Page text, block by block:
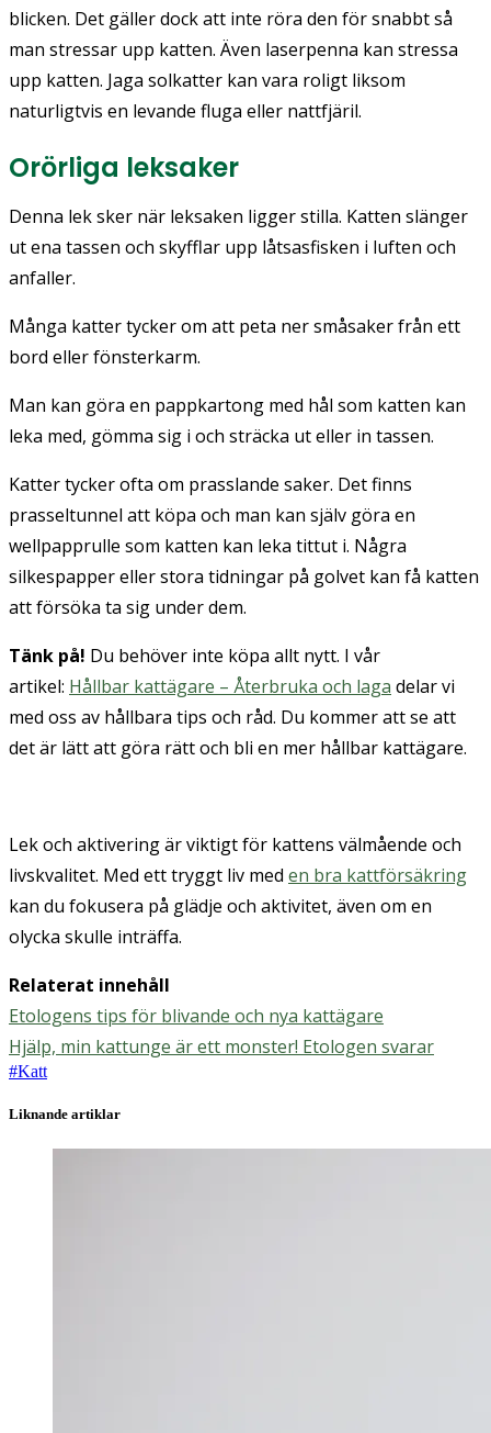
blicken. Det gäller dock att inte röra den för snabbt så
man stressar upp katten. Även laserpenna kan stressa
upp katten. Jaga solkatter kan vara roligt liksom
naturligtvis en levande fluga eller nattfjäril.
Orörliga leksaker
Denna lek sker när leksaken ligger stilla. Katten slänger
ut ena tassen och skyfflar upp låtsasfisken i luften och
anfaller.
Många katter tycker om att peta ner småsaker från ett
bord eller fönsterkarm.
Man kan göra en pappkartong med hål som katten kan
leka med, gömma sig i och sträcka ut eller in tassen.
Katter tycker ofta om prasslande saker. Det finns
prasseltunnel att köpa och man kan själv göra en
wellpapprulle som katten kan leka tittut i. Några
silkespapper eller stora tidningar på golvet kan få katten
att försöka ta sig under dem.
Tänk på! Du behöver inte köpa allt nytt. I vår
artikel: Hållbar kattägare – Återbruka och laga delar vi
med oss av hållbara tips och råd. Du kommer att se att
det är lätt att göra rätt och bli en mer hållbar kattägare.
Lek och aktivering är viktigt för kattens välmående och
livskvalitet. Med ett tryggt liv med en bra kattförsäkring
kan du fokusera på glädje och aktivitet, även om en
olycka skulle inträffa.
Relaterat innehåll
Etologens tips för blivande och nya kattägare
Hjälp, min kattunge är ett monster! Etologen svarar
#Katt
Liknande artiklar